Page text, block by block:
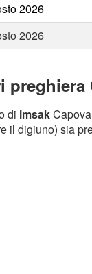
2026
2026
preghiera
di imsak
il digiuno) sia